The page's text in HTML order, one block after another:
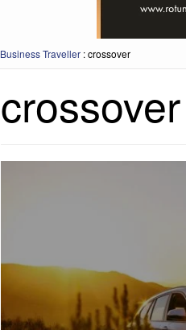
Business Traveller :crossover
crossover